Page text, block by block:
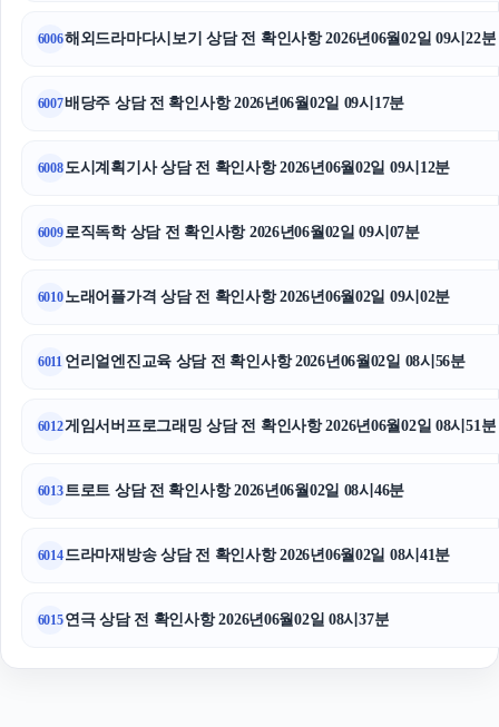
6006해외드라마다시보기 상담 전 확인사항 2026년06월02일 09시22분
6007배당주 상담 전 확인사항 2026년06월02일 09시17분
6008도시계획기사 상담 전 확인사항 2026년06월02일 09시12분
6009로직독학 상담 전 확인사항 2026년06월02일 09시07분
6010노래어플가격 상담 전 확인사항 2026년06월02일 09시02분
6011 언리얼엔진교육 상담 전 확인사항 2026년06월02일 08시56분
6012게임서버프로그래밍 상담 전 확인사항 2026년06월02일 08시51분
6013트로트 상담 전 확인사항 2026년06월02일 08시46분
6014드라마재방송 상담 전 확인사항 2026년06월02일 08시41분
6015연극 상담 전 확인사항 2026년06월02일 08시37분